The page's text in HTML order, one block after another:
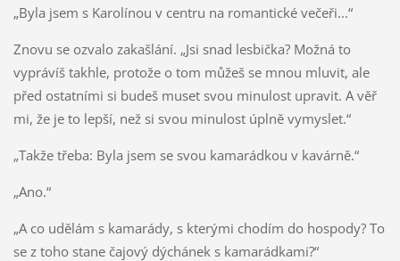
„Byla jsem s Karolínou v centru na romantické večeři...“
Znovu se ozvalo zakašlání. „Jsi snad lesbička? Možná to
vyprávíš takhle, protože o tom můžeš se mnou mluvit, ale
před ostatními si budeš muset svou minulost upravit. A věř
mi, že je to lepší, než si svou minulost úplně vymyslet.“
„Takže třeba: Byla jsem se svou kamarádkou v kavárně.“
„Ano.“
„A co udělám s kamarády, s kterými chodím do hospody? To
se z toho stane čajový dýchánek s kamarádkami?“